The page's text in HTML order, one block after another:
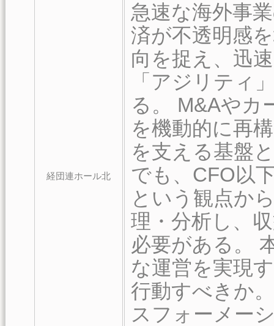
経団連ホール北
急速な海外事
済が不透明感
向を捉え、迅
「アジリティ
る。 M&Aやカ
を機動的に再
を支える基盤
でも、CFO以
という観点か
理・分析し、
必要がある。
な運営を実現
行動すべきか
スフォーメー